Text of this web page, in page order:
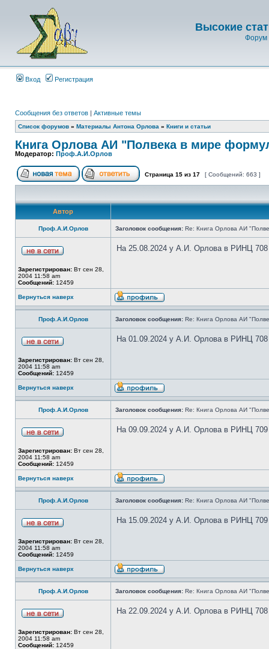
Высокие
Форум
Вход Регистрация
Сообщения без ответов | Активные темы
Список форумов » Материалы Антона Орлова » Книги и статьи
Книга Орлова АИ "Полвека в мире
Модератор: Проф.А.И.Орлов
Страница 15 из 17 [ Сообщений: 663 ]
Автор
Проф.А.И.Орлов Заголовок сообщения: Re: Книга Орлова АИ
Зарегистрирован: Вт сен 28,
2004 11:58 am
Сообщений: 12459
На 25.08.2024 у А.И. Орлова в РИНЦ 708
Вернуться наверх
Проф.А.И.Орлов Заголовок сообщения: Re: Книга Орлова АИ
Зарегистрирован: Вт сен 28,
2004 11:58 am
Сообщений: 12459
На 01.09.2024 у А.И. Орлова в РИНЦ 708
Вернуться наверх
Проф.А.И.Орлов Заголовок сообщения: Re: Книга Орлова АИ
Зарегистрирован: Вт сен 28,
2004 11:58 am
Сообщений: 12459
На 09.09.2024 у А.И. Орлова в РИНЦ 709
Вернуться наверх
Проф.А.И.Орлов Заголовок сообщения: Re: Книга Орлова АИ
Зарегистрирован: Вт сен 28,
2004 11:58 am
Сообщений: 12459
На 15.09.2024 у А.И. Орлова в РИНЦ 709
Вернуться наверх
Проф.А.И.Орлов Заголовок сообщения: Re: Книга Орлова АИ
Зарегистрирован: Вт сен 28,
2004 11:58 am
Сообщений: 12459
На 22.09.2024 у А.И. Орлова в РИНЦ 708